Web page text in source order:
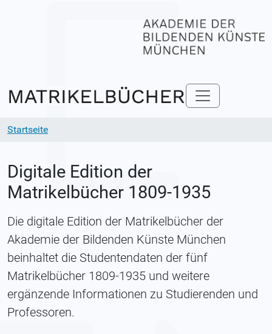
Startseite
Digitale Edition der
Matrikelbücher 1809-1935
Die digitale Edition der Matrikelbücher der
Akademie der Bildenden Künste München
beinhaltet die Studentendaten der fünf
Matrikelbücher 1809-1935 und weitere
ergänzende Informationen zu Studierenden und
Professoren.